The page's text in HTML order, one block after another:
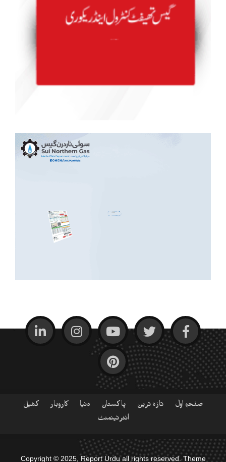
صفحہ اول تازہ ترین پاکستان دنیا کاروبار
کھیل
انٹرٹینمنٹ
Copyright © 2025, Report Urdu all rights reserved. Theme